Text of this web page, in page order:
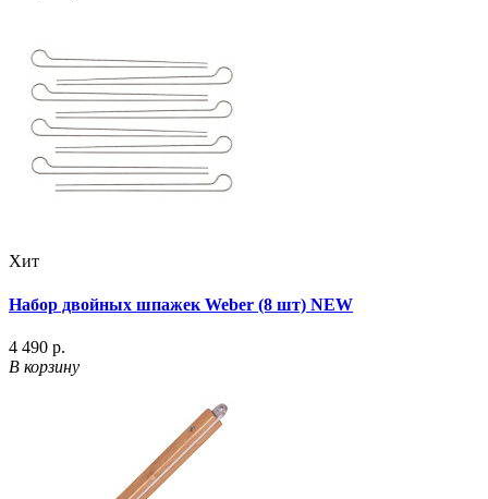
Хит
Набор двойных шпажек Weber (8 шт) NEW
4 490 р.
В корзину